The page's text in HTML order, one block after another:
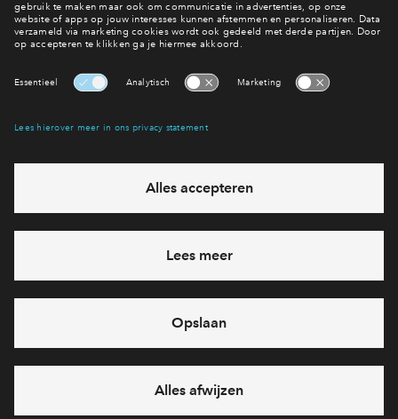
Hoe werkt dat eigenlijk?
Woning kopen
Interesse? Meld je dan snel aan
Hiermee blijf je op de hoogte van het belangrijkste nieuws en
Ja, ik wil mij aanmelden
Heb je een vraag en wil je direct antwoord? Bel ons op
7122667
feestdagen)
vandaag gesloten, maandag zijn we vanaf
09:00 uur weer
bereikbaar